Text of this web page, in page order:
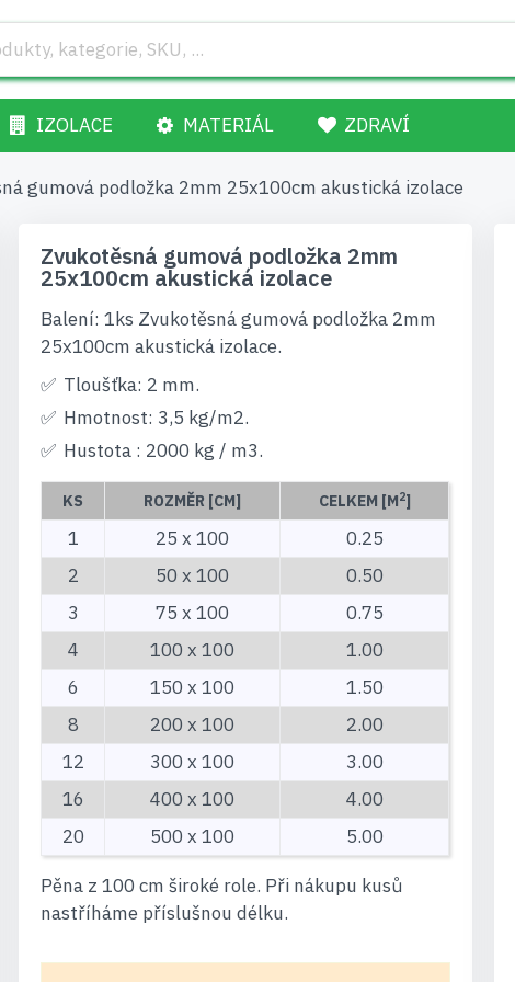
IZOLACE MATERIÁL ZDRAVÍ
gumová podložka 2mm 25x100cm akustická izolace
Zvukotěsná gumová podložka 2mm
25x100cm akustická izolace
Balení: 1ks Zvukotěsná gumová podložka 2mm
25x100cm akustická izolace.
Tloušťka: 2 mm.
Hmotnost: 3,5 kg/m2.
Hustota : 2000 kg / m3.
KS ROZMĚR [CM] CELKEM [M2]
1 25 x 100
0.25
2
50 x 100
0.50
3
75 x 100
0.75
4
100 x 100
1.00
6
150 x 100
1.50
8
200 x 100
2.00
12
300 x 100
3.00
16
400 x 100
4.00
20
500 x 100 5.00
Pěna z 100 cm široké role. Při nákupu kusů
nastříháme příslušnou délku.